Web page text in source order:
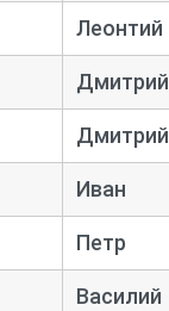
Леонтий
Дмитрий
Дмитрий
Иван
Петр
Василий